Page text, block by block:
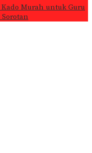
Kado Murah untuk Guru